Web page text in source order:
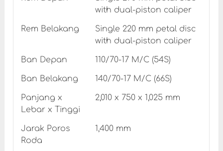
with dual-piston caliper
Rem Belakang
Single 220 mm petal disc
with dual-piston caliper
Ban Depan 110/70-17 M/C (54S)
Ban Belakang 140/70-17 M/C (66S)
Panjang x
Lebar x Tinggi
2,010 x 750 x 1,025 mm
Jarak Poros
Roda
1,400 mm